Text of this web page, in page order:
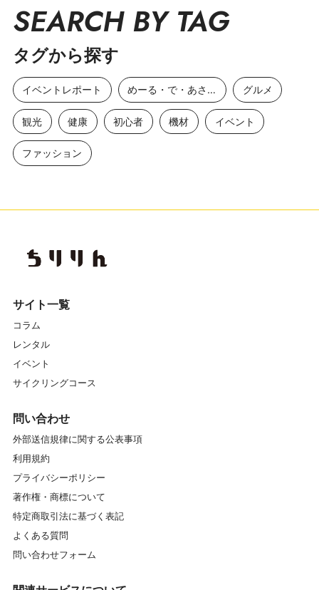
SEARCH BY TAG
タグから探す
イベントレポート めーる・で・あさひ グルメ
観光 健康 初心者 機材 イベント
ファッション
サイト一覧
コラム
レンタル
イベント
サイクリングコース
問い合わせ
外部送信規律に関する公表事項
利用規約
プライバシーポリシー
著作権・商標について
特定商取引法に基づく表記
よくある質問
問い合わせフォーム